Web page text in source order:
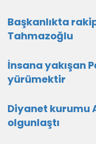
Başkanlıkta
Tahmazoğlu
İnsana yakışan
yürümektir
Diyanet kurumu
olgunlaştı